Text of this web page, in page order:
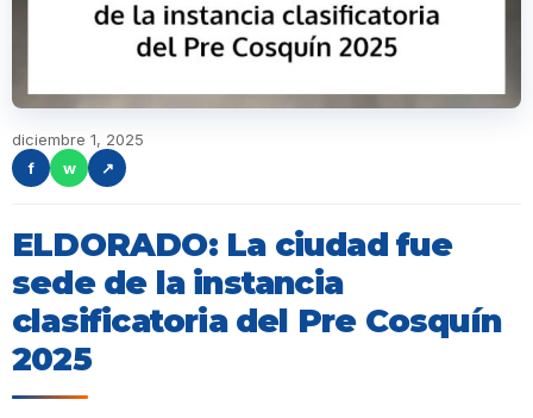
diciembre 1, 2025
f
w ↗
ELDORADO: La ciudad fue
sede de la instancia
clasificatoria del Pre Cosquín
2025